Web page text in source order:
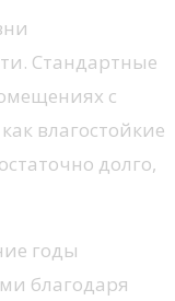
Стандартные
с
влагостойкие
долго,
годы
благодаря